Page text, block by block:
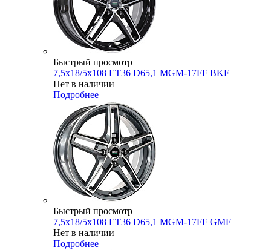
Быстрый просмотр
7,5x18/5x108 ET36 D65,1 MGM-17FF BKF
Нет в наличии
Подробнее
Быстрый просмотр
7,5x18/5x108 ET36 D65,1 MGM-17FF GMF
Нет в наличии
Подробнее